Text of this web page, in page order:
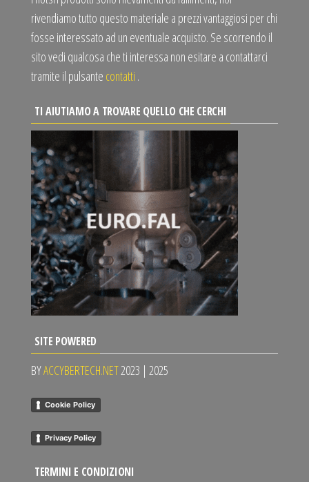
rivendiamo tutto questo materiale a prezzi vantaggiosi per chi
fosse interessato ad un eventuale acquisto. Se scorrendo il
sito vedi qualcosa che ti interessa non esitare a contattarci
tramite il pulsante contatti .
TI AIUTIAMO A TROVARE QUELLO CHE CERCHI
SITE POWERED
BYACCYBERTECH.NET2023 | 2025
Cookie Policy
Privacy Policy
TERMINI E CONDIZIONI